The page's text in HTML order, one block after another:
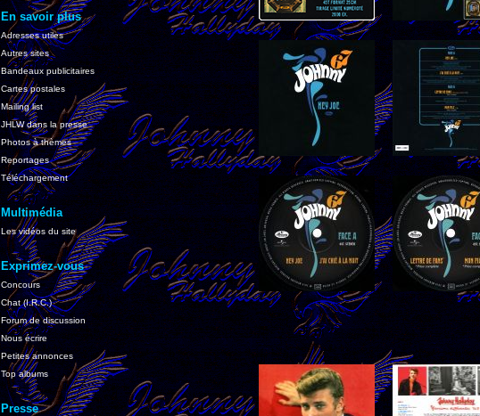
En savoir plus
Adresses utiles
Autres sites
Bandeaux publicitaires
Cartes postales
Mailing list
JHLW dans la presse
Photos à thèmes
Reportages
Téléchargement
Multimédia
Les vidéos du site
Exprimez-vous
Concours
Chat (I.R.C.)
Forum de discussion
Nous écrire
Petites annonces
Top albums
Presse